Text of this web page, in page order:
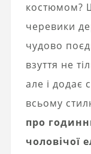
костюмом?
черевики
чудово
взуття не
але і додає
всьому
про
чоловічої